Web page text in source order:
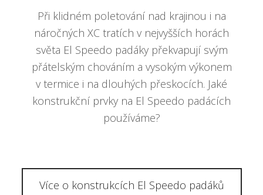
Při klidném poletování nad krajinou i na
náročných XC tratích v nejvyšších horách
světa El Speedo padáky překvapují svým
přátelským chováním a vysokým výkonem
v termice i na dlouhých přeskocích. Jaké
konstrukční prvky na El Speedo padácích
používáme?
Více o konstrukcích El Speedo padáků